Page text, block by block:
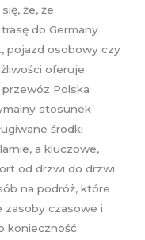
że, że
do Germany
pojazd osobowy czy
oferuje
Polska
stosunek
środki
a kluczowe,
od drzwi do drzwi.
na podróż, które
zasoby czasowe i
konieczność